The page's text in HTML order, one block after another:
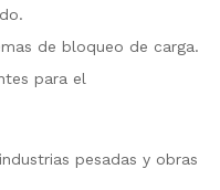
de bloqueo de carga.
para el
pesadas y obras